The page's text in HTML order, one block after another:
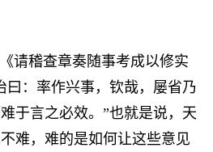
请稽查章奏随事考成以修实
：率作兴事，钦哉，屡省乃
于言之必效。”也就是说，天
难，难的是如何让这些意见